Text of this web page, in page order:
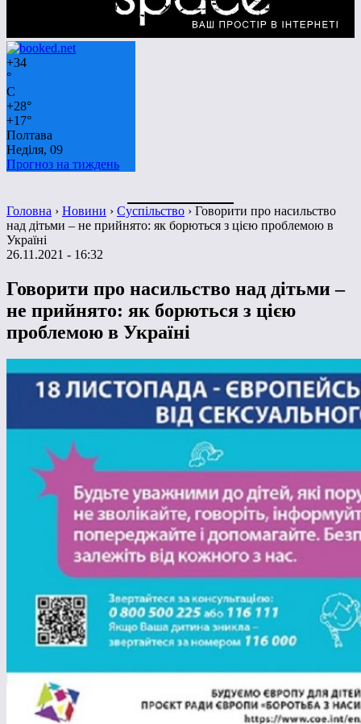
+34
°
C
+28°
+17°
Полтава
Неділя, 09
Прогноз на тиждень
Головна › Новини › Суспільство › Говорити про насильство
над дітьми – не прийнято: як борються з цією проблемою в
Україні
26.11.2021 - 16:32
Говорити про насильство над дітьми –
не прийнято: як борються з цією
проблемою в Україні